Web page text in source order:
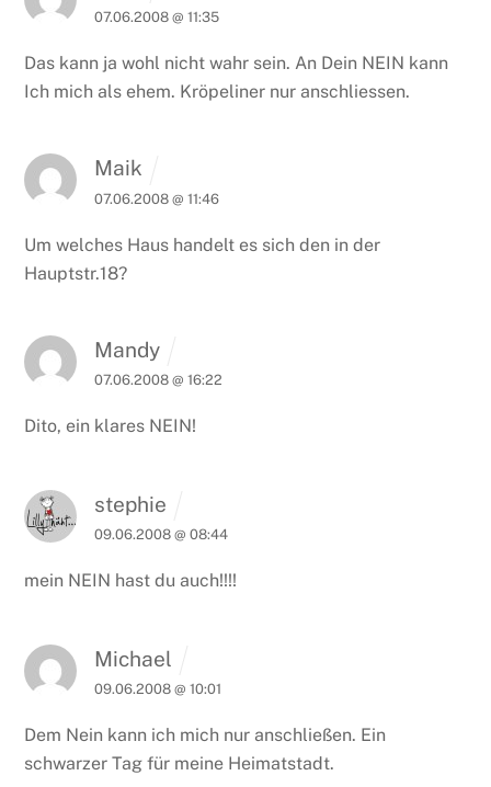
07.06.2008 @ 11:35
Das kann ja wohl nicht wahr sein. An Dein NEIN kann
Ich mich als ehem. Kröpeliner nur anschliessen.
Maik
07.06.2008 @ 11:46
Um welches Haus handelt es sich den in der
Hauptstr.18?
Mandy
07.06.2008 @ 16:22
Dito, ein klares NEIN!
stephie
09.06.2008 @ 08:44
mein NEIN hast du auch!!!!
Michael
09.06.2008 @ 10:01
Dem Nein kann ich mich nur anschließen. Ein
schwarzer Tag für meine Heimatstadt.